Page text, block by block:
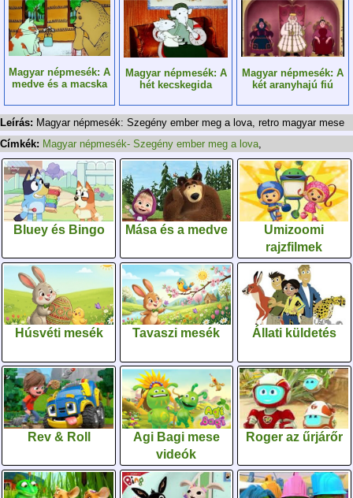
Magyar népmesék: A
medve és a macska
Magyar népmesék: A
hét kecskegida
Magyar népmesék: A
két aranyhajú fiú
Leírás: Magyar népmesék: Szegény ember meg a lova, retro magyar mese
Címkék: Magyar népmesék- Szegény ember meg a lova,
Bluey és Bingo Mása és a medve
Umizoomi
rajzfilmek
Húsvéti mesék Tavaszi mesék Állati küldetés
Rev & Roll
Agi Bagi mese
videók
Roger az űrjárőr